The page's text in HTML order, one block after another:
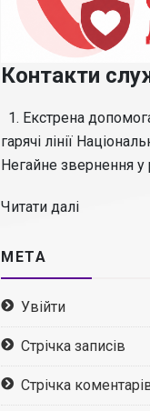
Контакти
1. Екстрена
гарячі лінії
Негайне звернення у
Читати далі
МЕТА
Увійти
Стрічка записів
Стрічка